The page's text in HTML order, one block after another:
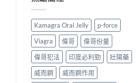
品
買
指
南〉
泊
汀
如
何
改
善
早
洩？
起
凍
什
麼？
完
整
解
析：
分、
Kamagra Oral Jelly
p-force
Viagra
偉哥
偉哥份量
偉哥犯法
印度必利勁
壯陽藥
威而鋼
威而鋼作用